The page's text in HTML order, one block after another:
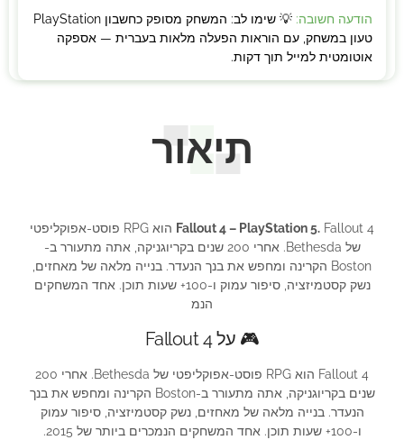
הודעה חשובה:
💡 שימו לב: המשחק מסופק כחשבון PlayStation
טעון במשחק, עם הוראות הפעלה מלאות בעברית — אספקה
אוטומטית למייל תוך דקות.
תיאור
Fallout 4 – PlayStation 5.
Fallout 4 הוא RPG פוסט-אפוקליפטי
של Bethesda. אחרי 200 שנים בקריוגניקה, אתה מתעורר ב-
Boston הקרינה ומחפש את בנך הנעדר. בנייה מלאה של מאחזים,
נשק קסטמיזציה, סיפור עמוק ו-100+ שעות תוכן. אחד המשחקים
הנמ
🎮 על Fallout 4
Fallout 4 הוא RPG פוסט-אפוקליפטי של Bethesda. אחרי 200
שנים בקריוגניקה, אתה מתעורר ב-Boston הקרינה ומחפש את בנך
הנעדר. בנייה מלאה של מאחזים, נשק קסטמיזציה, סיפור עמוק
ו-100+ שעות תוכן. אחד המשחקים הנמכרים ביותר של 2015.